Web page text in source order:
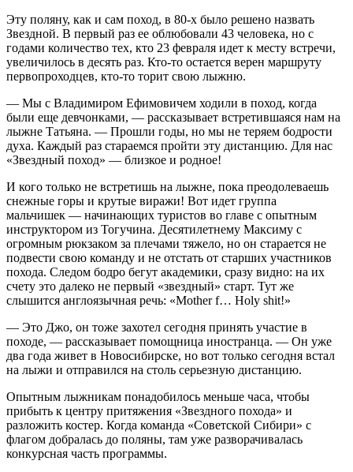
Эту поляну, как и сам поход, в 80-х было решено назвать
Звездной. В первый раз ее облюбовали 43 человека, но с
годами количество тех, кто 23 февраля идет к месту встречи,
увеличилось в десять раз. Кто-то остается верен маршруту
первопроходцев, кто-то торит свою лыжню.
— Мы с Владимиром Ефимовичем ходили в поход, когда
были еще девчонками, — рассказывает встретившаяся нам на
лыжне Татьяна. — Прошли годы, но мы не теряем бодрости
духа. Каждый раз стараемся пройти эту дистанцию. Для нас
«Звездный поход» — близкое и родное!
И кого только не встретишь на лыжне, пока преодолеваешь
снежные горы и крутые виражи! Вот идет группа
мальчишек — начинающих туристов во главе с опытным
инструктором из Тогучина. Десятилетнему Максиму с
огромным рюкзаком за плечами тяжело, но он старается не
подвести свою команду и не отстать от старших участников
похода. Следом бодро бегут академики, сразу видно: на их
счету это далеко не первый «звездный» старт. Тут же
слышится англоязычная речь: «Mother f… Holy shit!»
— Это Джо, он тоже захотел сегодня принять участие в
походе, — рассказывает помощница иностранца. — Он уже
два года живет в Новосибирске, но вот только сегодня встал
на лыжи и отправился на столь серьезную дистанцию.
Опытным лыжникам понадобилось меньше часа, чтобы
прибыть к центру притяжения «Звездного похода» и
разложить костер. Когда команда «Советской Сибири» с
флагом добралась до поляны, там уже разворачивалась
конкурсная часть программы.